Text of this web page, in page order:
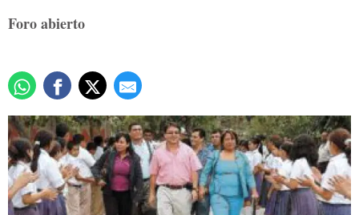
Foro abierto